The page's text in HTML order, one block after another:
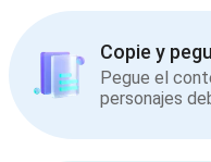
Copie y
Pegue el
personajes